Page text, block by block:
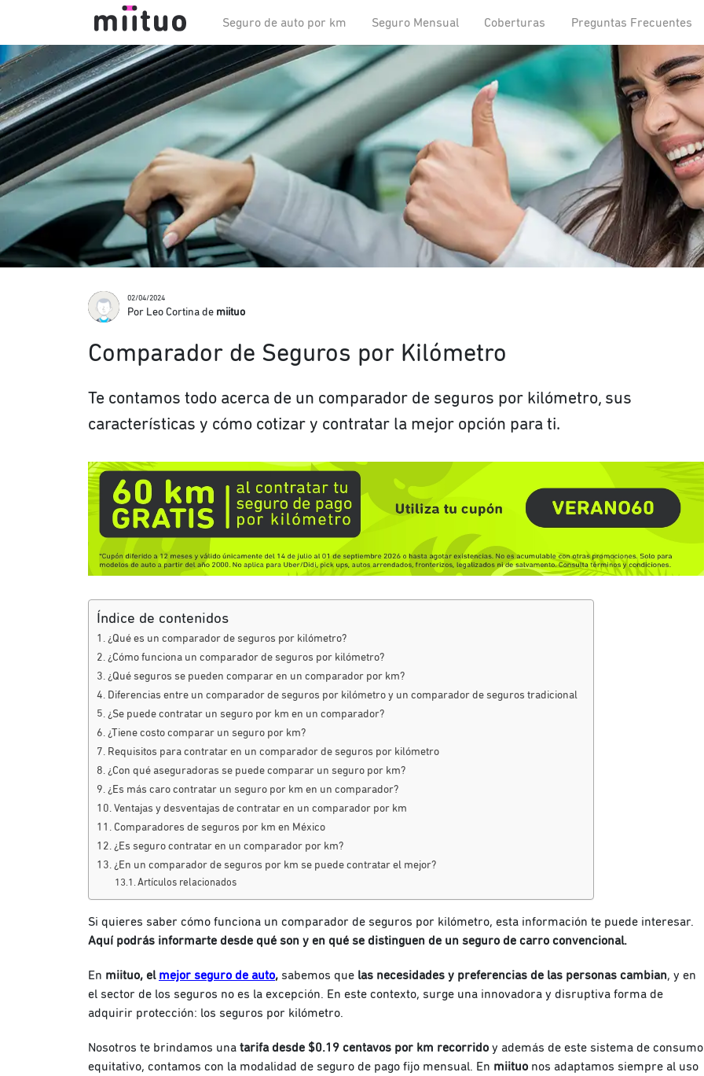
Seguro de auto por km Seguro Mensual Coberturas Preguntas Frecuentes
02/04/2024
Por Leo Cortina de miituo
Comparador de Seguros por Kilómetro
Te contamos todo acerca de un comparador de seguros por kilómetro, sus
características y cómo cotizar y contratar la mejor opción para ti.
Índice de contenidos
¿Qué es un comparador de seguros por kilómetro?
¿Cómo funciona un comparador de seguros por kilómetro?
¿Qué seguros se pueden comparar en un comparador por km?
Diferencias entre un comparador de seguros por kilómetro y un comparador de seguros tradicional
¿Se puede contratar un seguro por km en un comparador?
¿Tiene costo comparar un seguro por km?
Requisitos para contratar en un comparador de seguros por kilómetro
¿Con qué aseguradoras se puede comparar un seguro por km?
¿Es más caro contratar un seguro por km en un comparador?
Ventajas y desventajas de contratar en un comparador por km
Comparadores de seguros por km en México
¿Es seguro contratar en un comparador por km?
¿En un comparador de seguros por km se puede contratar el mejor?
Artículos relacionados
Si quieres saber cómo funciona un comparador de seguros por kilómetro, esta información te puede interesar.
Aquí podrás informarte desde qué son y en qué se distinguen de un seguro de carro convencional.
En miituo, el mejor seguro de auto, sabemos que las necesidades y preferencias de las personas cambian, y en
el sector de los seguros no es la excepción. En este contexto, surge una innovadora y disruptiva forma de
adquirir protección: los seguros por kilómetro.
Nosotros te brindamos una tarifa desde $0.19 centavos por km recorrido y además de este sistema de consumo
equitativo, contamos con la modalidad de seguro de pago fijo mensual. En miituo nos adaptamos siempre al uso